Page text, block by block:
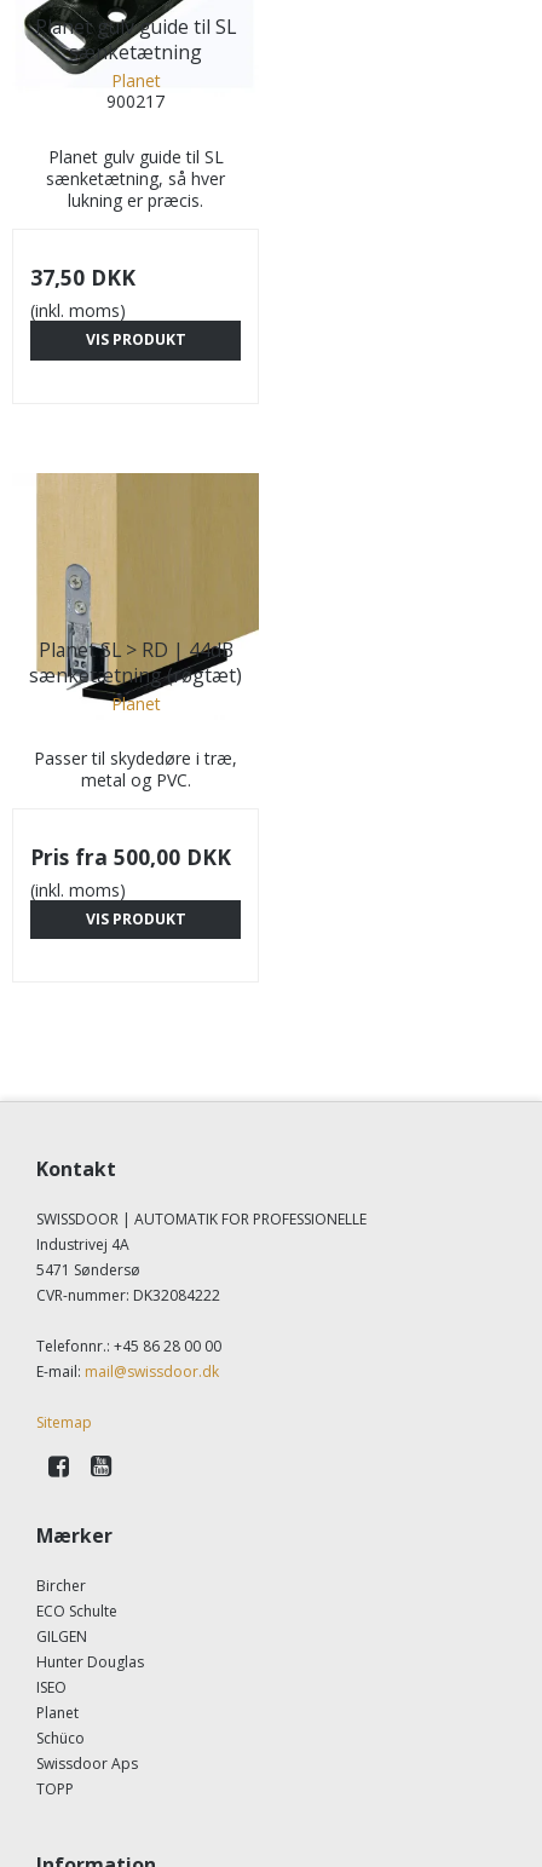
Planet gulv guide til SL
sænketætning
Planet
900217
Planet gulv guide til SL
sænketætning, så hver
lukning er præcis.
37,50 DKK
(inkl. moms)
VIS PRODUKT
Planet SL > RD | 44dB
sænketætning (røgtæt)
Planet
Passer til skydedøre i træ,
metal og PVC.
Pris fra 500,00 DKK
(inkl. moms)
VIS PRODUKT
Kontakt
SWISSDOOR | AUTOMATIK FOR PROFESSIONELLE
Industrivej 4A
5471 Søndersø
CVR-nummer: DK32084222
Telefonnr.: +45 86 28 00 00
E-mail: mail@swissdoor.dk
Sitemap
Mærker
Bircher
ECO Schulte
GILGEN
Hunter Douglas
ISEO
Planet
Schüco
Swissdoor Aps
TOPP